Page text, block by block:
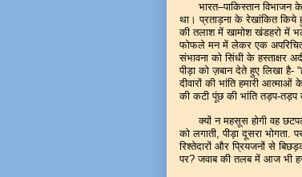
भारत–पाकिस्तान विभाजन के
था। प्रताड़ना के रेखांकित किये
की तलाश में खामोश खंडहरो में
फोफले मन में लेकर एक अपरिचित
संभावना को सिंधी के हस्ताक्षर
पीड़ा को ज़बान देते हुए लिखा
दीवारों की भांति हमारी
की कटी पूंछ की भांति तड़प-तड़प
क्यों न महसूस होगी वह
को लगाती, पीड़ा दूसरा भोगता.
रिश्तेदारों और प्रियजनों से
पर? जवाब की तलब में आज भी